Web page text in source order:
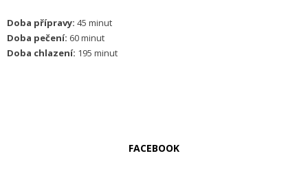
Doba přípravy: 45 minut
Doba pečení: 60 minut
Doba chlazení: 195 minut
FACEBOOK